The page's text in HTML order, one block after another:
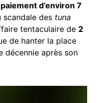
paiement d’environ 7
des tuna
tentaculaire de 2
de hanter la place
décennie après son